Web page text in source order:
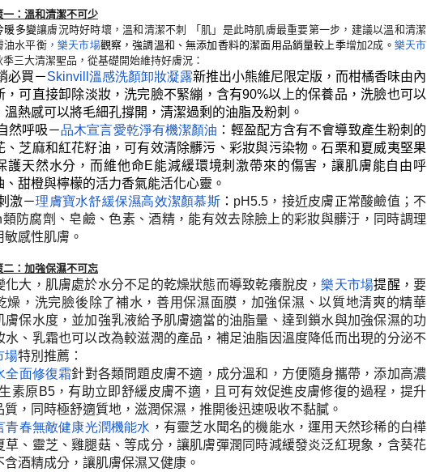
一：溫和清潔不可少
暖多變讓膚況時好時壞，溫和清潔不刺 「肌」是此時肌膚最重要第一步，建議以溫和清潔
油水平衡， 樂天市場觀察，強調溫和、無添加香料的潔面用品銷量較上季增加2成 。 樂天市
三大清潔聖品，從基礎開始維持好膚況：
必買－Skinvill 溫感洗顏卸妝凝露新推出小熊維尼限定版，而柑橘香味由內
，可直接卸除淡妝，洗完臉不緊繃，含有90%以上的保養品，洗臉也可以
溫熱感可以將毛細孔撐開，清潔過剩的油脂及粉刺。
然呼吸－品木宣言愛乾淨有機潔顏油 ：輕盈配方含有不會導致產生粉刺的
、芝麻和紅花籽油，可有效清除髒污、彩妝與污染物。石栗和夏威夷堅果
護天然水分，而維他命E能減緩環境刺激帶來的傷害，讓肌膚能自由呼
、甜橙與檸檬的活力香氣能活化心靈。
激－理膚寶水舒緩保濕高效潔顏慕斯： pH5.5 ，接近皮膚正常酸鹼值；不
類防腐劑、皂鹼、色素、酒精，能有效去除臉上的彩妝與髒汙，同時調理
感性肌膚。
二：加強保濕不可忘
化大，肌膚處於水分不足的乾燥狀態而導致乾癢脫皮，樂天市場提醒，要
燥，洗完臉後除了補水，善用保濕面膜，加強保濕、以質地清爽的精華
膚保水度，並加強乳液給予肌膚適當的油脂量、達到鎖水與加強保濕的功
水、乳霜也可以改為較滋潤的產品，補足油脂因溫度降低而出現的分泌不
場特別推薦：
全面修復霜針對各類問題皮膚不適，成分溫和，方便隨身攜帶，添加高濃
素原 B5，有助立即舒緩皮膚不適，且可有效促進皮膚修復的過程，提升
質，同時極舒適質地，滋潤保濕，推開後迅速吸收不黏膩。
青春無敵健康光潤機能水 ，有靈芝水聞名的機能水，運用天然珍稀的白樺
草、靈芝、雞腿菇、等成分，讓肌膚彈潤同時減緩發炎泛紅現象，含葵花
含酒精成分，讓肌膚保濕又健康。